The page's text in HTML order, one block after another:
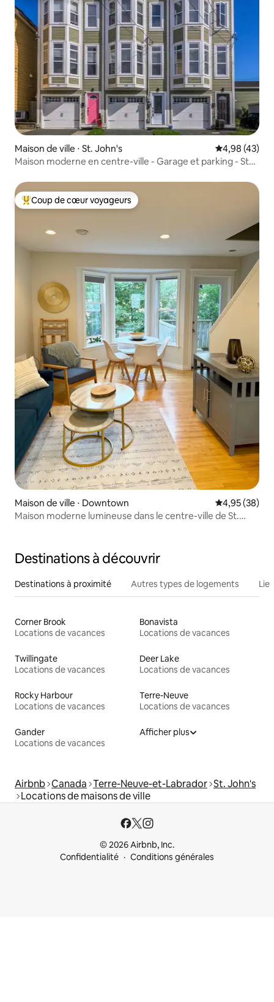
Maison de ville ⋅ St. John's Évaluation
4,98 (43)
Maison moderne en centre-ville - Garage et parking - St
Coups de cœur voyageurs les plus appréciés
Coup de cœur voyageurs
Maison de ville ⋅ Downtown Évaluation
4,95 (38)
Maison moderne lumineuse dans le centre-ville de St.
Destinations à découvrir
Destinations à proximité Autres types de logements
Corner Brook
Locations de vacances
Bonavista
Locations de vacances
Twillingate
Locations de vacances
Deer Lake
Locations de vacances
Rocky Harbour
Locations de vacances
Terre-Neuve
Locations de vacances
Gander
Locations de vacances
Afficher plus
Airbnb Canada Terre-Neuve-et-Labrador St. John's
Locations de maisons de ville
© 2026 Airbnb, Inc.
Confidentialité
Conditions générales